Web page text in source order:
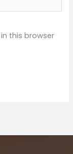
this browser